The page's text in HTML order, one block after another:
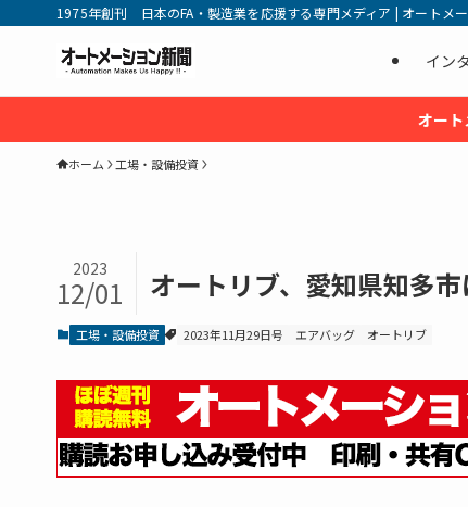
1975年創刊 日本のFA・製造業を応援する専門メディア | オートメ
イン
オート
ホーム 工場・設備投資
オートリブ、愛知県知多
2023
12/01
工場・設備投資 2023年11月29日号 エアバッグ オートリブ